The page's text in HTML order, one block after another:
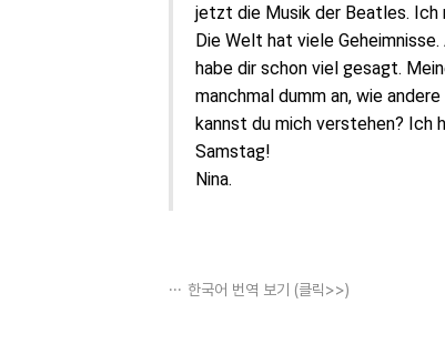
jetzt die Musik der Beatles. Ich
Die Welt hat viele Geheimnisse.
habe dir schon viel gesagt.
manchmal dumm an, wie andere
kannst du mich verstehen? Ich
Samstag!
Nina.
한국어 번역 보기 (클릭>>)